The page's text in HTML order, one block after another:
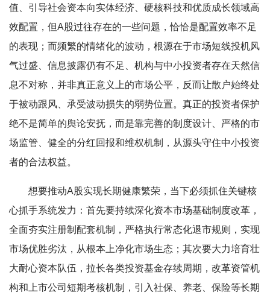
值、引导社会资本向实体经济、硬核科技和优质成长领域高
效配置，但A股过往存在的一些问题，恰恰是配置效率不足
的表现；而频繁的情绪化的波动，根源在于市场短线投机风
气过盛、信息披露仍有不足、机构与中小投资者存在天然信
息不对称，并非真正意义上的市场公平，反而让散户始终处
于被动跟风、承受波动损失的弱势位置。真正的投资者保护
绝不是简单的舆论安抚，而是靠完善的制度设计、严格的市
场监管、健全的分红回报和维权机制，从源头守住中小投资
者的合法权益。
想要推动A股实现长期健康繁荣，当下必须抓住关键核
心抓手系统发力：首先要持续深化资本市场基础制度改革，
全面夯实注册制配套机制，严格执行常态化退市规则，实现
市场优胜劣汰，从根本上净化市场生态；其次要大力培育壮
大耐心资本队伍，拉长各类投资基金存续周期，改革资管机
构和上市公司短期考核机制，引入社保、养老、保险等长期